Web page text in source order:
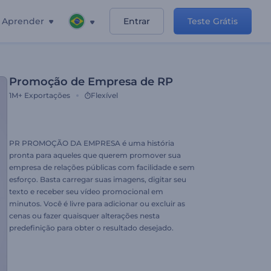
Aprender Entrar Teste Grátis
Promoção de Empresa de RP
1M+ Exportações Flexível
PR PROMOÇÃO DA EMPRESA é uma história
pronta para aqueles que querem promover sua
empresa de relações públicas com facilidade e sem
esforço. Basta carregar suas imagens, digitar seu
texto e receber seu vídeo promocional em
minutos. Você é livre para adicionar ou excluir as
cenas ou fazer quaisquer alterações nesta
predefinição para obter o resultado desejado.